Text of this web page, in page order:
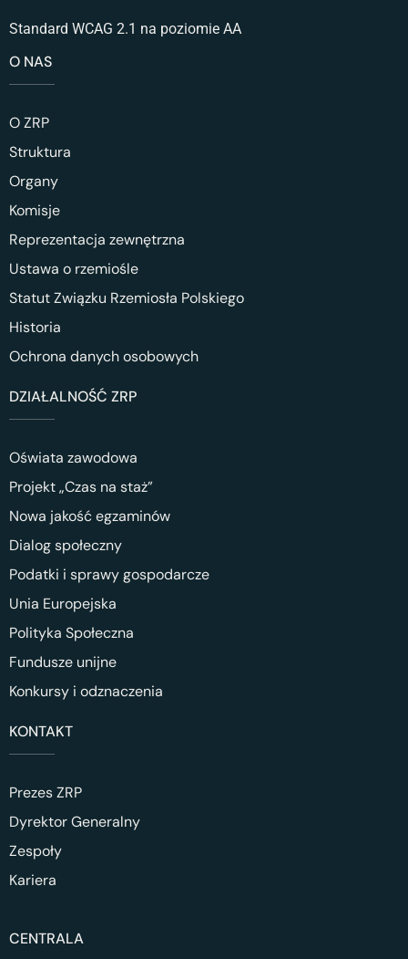
Standard WCAG 2.1 na poziomie AA
O NAS
O ZRP
Struktura
Organy
Komisje
Reprezentacja zewnętrzna
Ustawa o rzemiośle
Statut Związku Rzemiosła Polskiego
Historia
Ochrona danych osobowych
DZIAŁALNOŚĆ ZRP
Oświata zawodowa
Projekt „Czas na staż”
Nowa jakość egzaminów
Dialog społeczny
Podatki i sprawy gospodarcze
Unia Europejska
Polityka Społeczna
Fundusze unijne
Konkursy i odznaczenia
KONTAKT
Prezes ZRP
Dyrektor Generalny
Zespoły
Kariera
CENTRALA